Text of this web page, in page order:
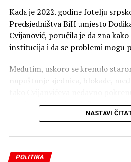
Kada je 2022. godine fotelju
Predsjedništva BiH umjesto
Cvijanović, poručila je da zna
institucija i da se problemi mogu
Međutim, uskoro se krenulo
napuštanje sjednica, blokade,
za očuvanje nacionalnih
Cvijanovićeva je tada poručila da
odustaju od nametanja i
NASTAVI
POLITIKA